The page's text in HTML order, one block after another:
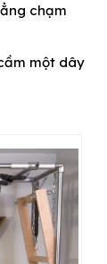
chạm
một dây